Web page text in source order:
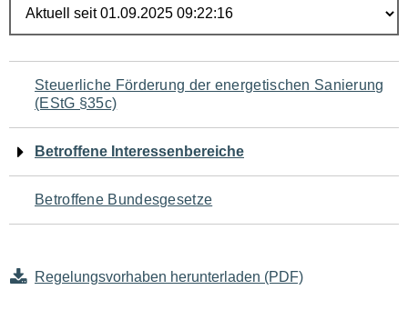
Navigation
für
den
Seiteninhalt
Steuerliche Förderung der energetischen Sanierung
(EStG §35c)
Betroffene Interessenbereiche
Betroffene Bundesgesetze
Regelungsvorhaben herunterladen (PDF)